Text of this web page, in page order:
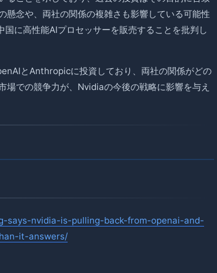
懸念や、両社の関係の複雑さも影響している可能性
に高性能AIプロセッサーを販売することを批判し
とAnthropicに投資しており、両社の関係がどの
場での競争力が、Nvidiaの今後の戦略に影響を与え
says-nvidia-is-pulling-back-from-openai-and-
it-answers/